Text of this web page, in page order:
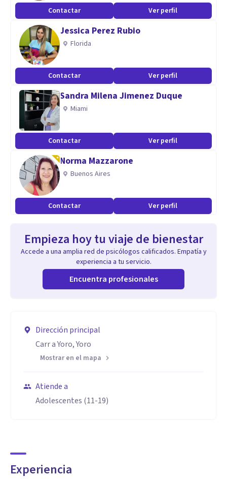
Contactar Ver perfil
Jessica Perez Rubio
Florida
Contactar Ver perfil
Sandra Milena Jimenez Duque
Miami
Contactar Ver perfil
Norma Mazzarone
Buenos Aires
Contactar Ver perfil
Empieza hoy tu viaje de bienestar
Accede a una amplia red de psicólogos calificados. Empatía y
experiencia a tu servicio.
Encuentra profesionales
Dirección principal
Carr a Yoro, Yoro
Mostrar en el mapa
Atiende a
Adolescentes (11-19)
Experiencia